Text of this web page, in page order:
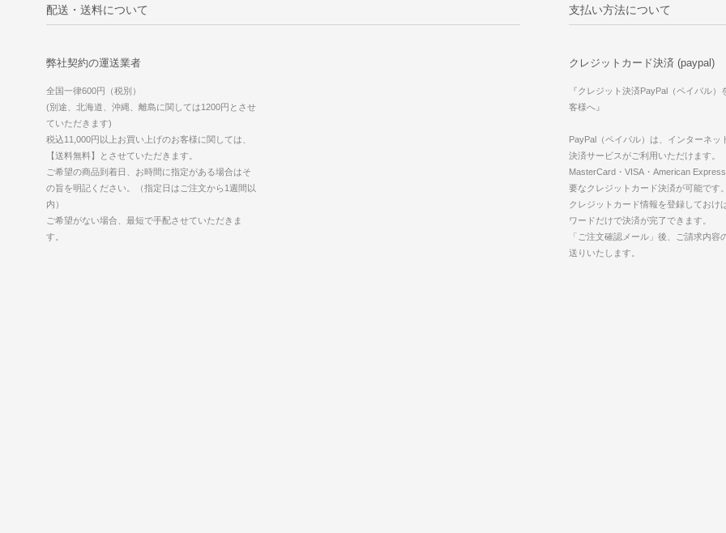
配送・送料について
弊社契約の運送業者
全国一律600円（税別）
(別途、北海道、沖縄、離島に関しては1200円とさせ
ていただきます)
税込11,000円以上お買い上げのお客様に関しては、
【送料無料】とさせていただきます。
ご希望の商品到着日、お時間に指定がある場合はそ
の旨を明記ください。（指定日はご注文から1週間以
内）
ご希望がない場合、最短で手配させていただきま
す。
支払い方法について
クレジットカード決済 (paypal)
『クレジット決済PayPal（ペイパル）
客様へ』
PayPal（ペイパル）は、インターネッ
決済サービスがご利用いただけます。
MasterCard・VISA・American
要なクレジットカード決済が可能です
クレジットカード情報を登録しておけ
ワードだけで決済が完了できます。
「ご注文確認メール」後、ご請求内容
送りいたします。